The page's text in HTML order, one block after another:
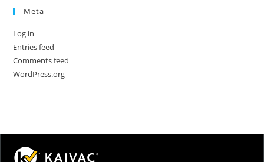
Meta
Log in
Entries feed
Comments feed
WordPress.org